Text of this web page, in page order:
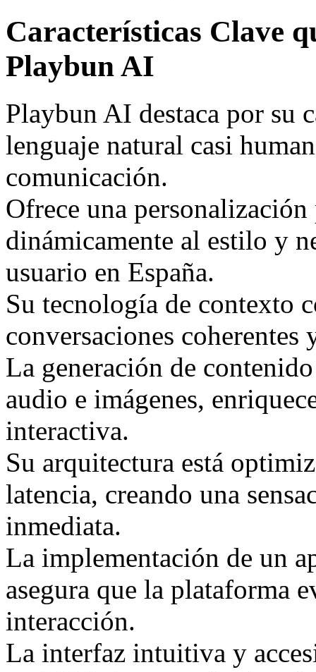
Características Clave
Playbun AI
Playbun AI destaca por su
lenguaje natural casi
comunicación.
Ofrece una
dinámicamente al estilo y
usuario en España.
Su tecnología de contexto
conversaciones
La generación de
audio e imágenes,
interactiva.
Su arquitectura está
latencia, creando una
inmediata.
La implementación de un
asegura que la plataforma
interacción.
La interfaz intuitiva y